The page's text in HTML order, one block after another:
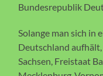
Bundesrepublik
Solange man sich in
Deutschland
Sachsen, Freistaat